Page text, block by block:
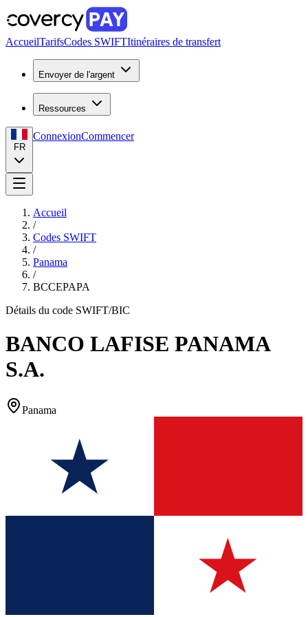
AccueilTarifsCodes SWIFTItinéraires de transfert
Envoyer de l'argent
Ressources
FR
ConnexionCommencer
Accueil
/
Codes SWIFT
/
Panama
/
BCCEPAPA
Détails du code SWIFT/BIC
BANCO LAFISE PANAMA
S.A.
Panama